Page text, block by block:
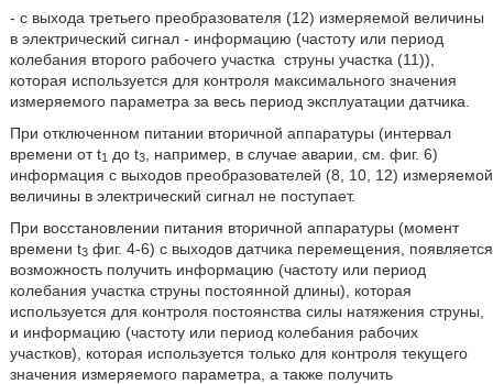
- с выхода третьего преобразователя (12) измеряемой величины
в электрический сигнал - информацию (частоту или период
колебания второго рабочего участка струны участка (11)),
которая используется для контроля максимального значения
измеряемого параметра за весь период эксплуатации датчика.
При отключенном питании вторичной аппаратуры (интервал
времени от t1 до t3, например, в случае аварии, см. фиг. 6)
информация с выходов преобразователей (8, 10, 12) измеряемой
величины в электрический сигнал не поступает.
При восстановлении питания вторичной аппаратуры (момент
времени t3фиг. 4-6) с выходов датчика перемещения, появляется
возможность получить информацию (частоту или период
колебания участка струны постоянной длины), которая
используется для контроля постоянства силы натяжения струны,
и информацию (частоту или период колебания рабочих
участков), которая используется только для контроля текущего
значения измеряемого параметра, а также получить